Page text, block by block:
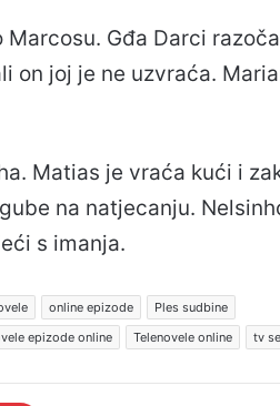
Gđa Darci
on joj je ne uzvraća.
Matias je vraća kući i
na natjecanju.
s imanja.
online epizode
Ples sudbine
epizode online Telenovele online tv